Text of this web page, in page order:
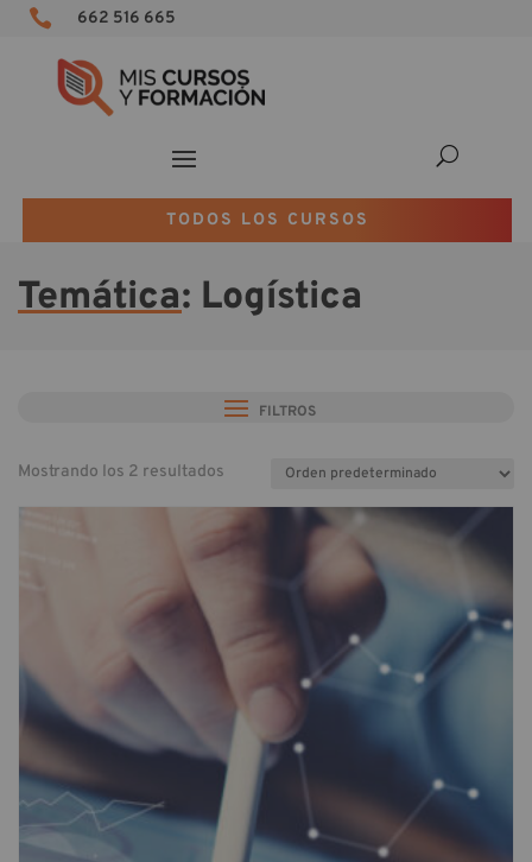
 662 516 665
TODOS LOS CURSOS
Temática: Logística
FILTROS
Mostrando los 2 resultados